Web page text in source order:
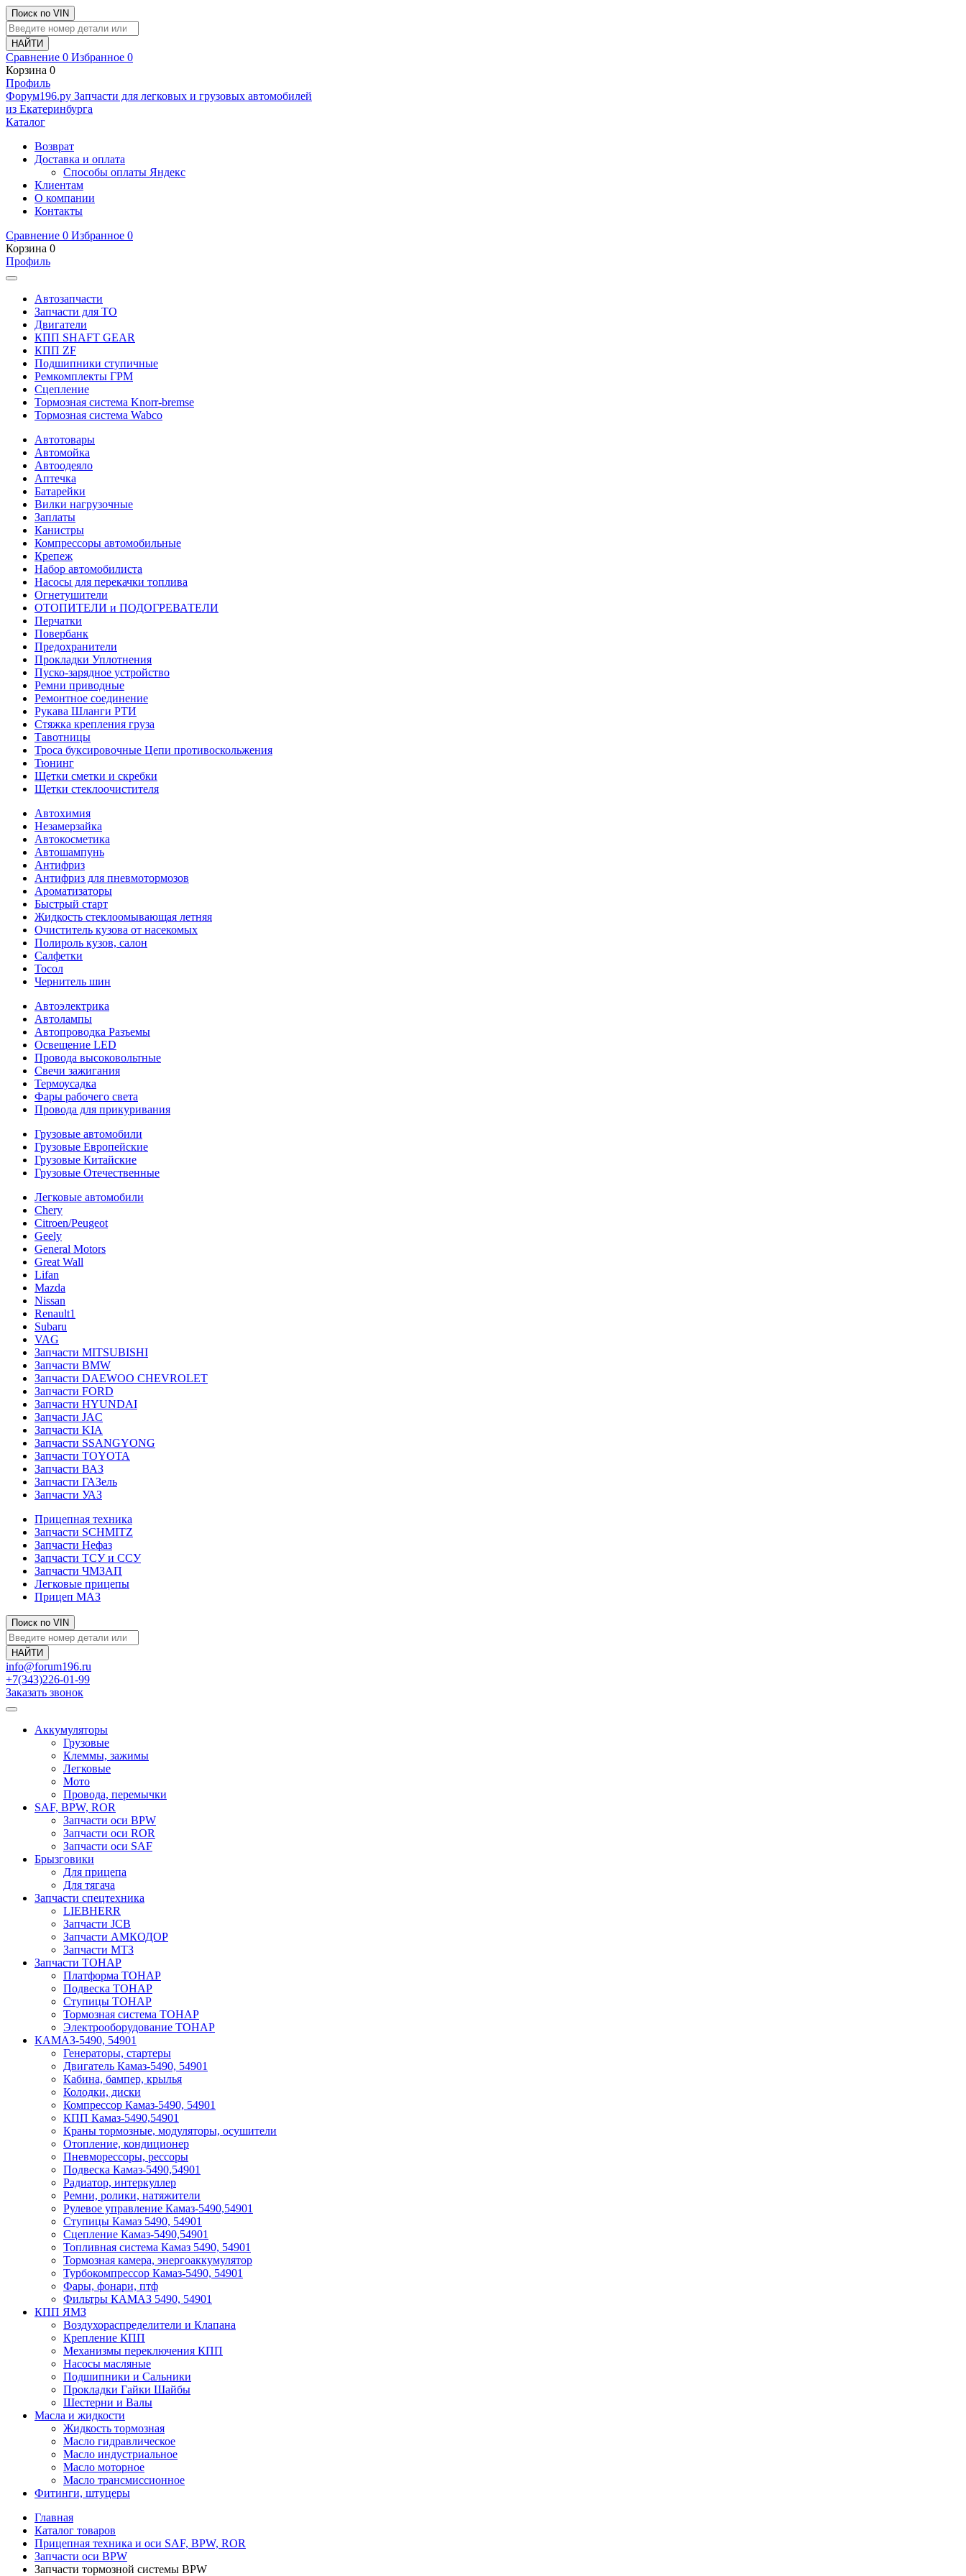
Поиск по VIN
Сравнение 0 Избранное 0
Корзина 0
Профиль
Фoрум196.ру Запчасти для легковых и грузовых автомобилей
из Екатеринбурга
Каталог
Возврат
Доставка и оплата
Способы оплаты Яндекс
Клиентам
О компании
Контакты
Сравнение 0 Избранное 0
Корзина 0
Профиль
Автозапчасти
Запчасти для ТО
Двигатели
КПП SHAFT GEAR
КПП ZF
Подшипники ступичные
Ремкомплекты ГРМ
Сцепление
Тормозная система Knorr-bremse
Тормозная система Wabco
Автотовары
Автомойка
Автоодеяло
Аптечка
Батарейки
Вилки нагрузочные
Заплаты
Канистры
Компрессоры автомобильные
Крепеж
Набор автомобилиста
Насосы для перекачки топлива
Огнетушители
ОТОПИТЕЛИ и ПОДОГРЕВАТЕЛИ
Перчатки
Повербанк
Предохранители
Прокладки Уплотнения
Пуско-зарядное устройство
Ремни приводные
Ремонтное соединение
Рукава Шланги РТИ
Стяжка крепления груза
Тавотницы
Троса буксировочные Цепи противоскольжения
Тюнинг
Щетки сметки и скребки
Щетки стеклоочистителя
Автохимия
Незамерзайка
Автокосметика
Автошампунь
Антифриз
Антифриз для пневмотормозов
Ароматизаторы
Быстрый старт
Жидкость стеклоомывающая летняя
Очиститель кузова от насекомых
Полироль кузов, салон
Салфетки
Тосол
Чернитель шин
Автоэлектрика
Автолампы
Автопроводка Разъемы
Освещение LED
Провода высоковольтные
Свечи зажигания
Термоусадка
Фары рабочего света
Провода для прикуривания
Грузовые автомобили
Грузовые Европейские
Грузовые Китайские
Грузовые Отечественные
Легковые автомобили
Chery
Citroen/Peugeot
Geely
General Motors
Great Wall
Lifan
Mazda
Nissan
Renault1
Subaru
VAG
Запчасти MITSUBISHI
Запчасти BMW
Запчасти DAEWOO CHEVROLET
Запчасти FORD
Запчасти HYUNDAI
Запчасти JAC
Запчасти KIA
Запчасти SSANGYONG
Запчасти TOYOTA
Запчасти ВАЗ
Запчасти ГАЗель
Запчасти УАЗ
Прицепная техника
Запчасти SCHMITZ
Запчасти Нефаз
Запчасти ТСУ и ССУ
Запчасти ЧМЗАП
Легковые прицепы
Прицеп МАЗ
Поиск по VIN
info@forum196.ru
+7(343)226-01-99
Заказать звонок
Аккумуляторы
Грузовые
Клеммы, зажимы
Легковые
Мото
Провода, перемычки
SAF, BPW, ROR
Запчасти оси BPW
Запчасти оси ROR
Запчасти оси SAF
Брызговики
Для прицепа
Для тягача
Запчасти спецтехника
LIEBHERR
Запчасти JCB
Запчасти АМКОДОР
Запчасти МТЗ
Запчасти ТОНАР
Платформа ТОНАР
Подвеска ТОНАР
Ступицы ТОНАР
Тормозная система ТОНАР
Электрооборудование ТОНАР
КАМАЗ-5490, 54901
Генераторы, стартеры
Двигатель Камаз-5490, 54901
Кабина, бампер, крылья
Колодки, диски
Компрессор Камаз-5490, 54901
КПП Камаз-5490,54901
Краны тормозные, модуляторы, осушители
Отопление, кондиционер
Пневморессоры, рессоры
Подвеска Камаз-5490,54901
Радиатор, интеркуллер
Ремни, ролики, натяжители
Рулевое управление Камаз-5490,54901
Ступицы Камаз 5490, 54901
Сцепление Камаз-5490,54901
Топливная система Камаз 5490, 54901
Тормозная камера, энергоаккумулятор
Турбокомпрессор Камаз-5490, 54901
Фары, фонари, птф
Фильтры КАМАЗ 5490, 54901
КПП ЯМЗ
Воздухораспределители и Клапана
Крепление КПП
Механизмы переключения КПП
Насосы масляные
Подшипники и Сальники
Прокладки Гайки Шайбы
Шестерни и Валы
Масла и жидкости
Жидкость тормозная
Масло гидравлическое
Масло индустриальное
Масло моторное
Масло трансмиссионное
Фитинги, штуцеры
Главная
Каталог товаров
Прицепная техника и оси SAF, BPW, ROR
Запчасти оси BPW
Запчасти тормозной системы BPW